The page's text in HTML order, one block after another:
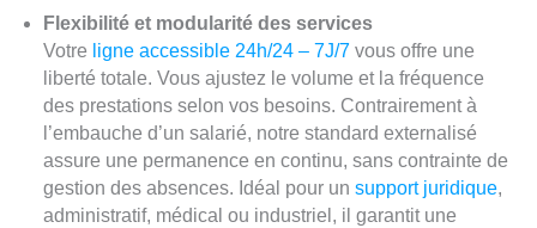
Flexibilité et modularité des services
Votre ligne accessible 24h/24 – 7J/7vous offre une
liberté totale. Vous ajustez le volume et la fréquence
des prestations selon vos besoins. Contrairement à
l’embauche d’un salarié, notre standard externalisé
assure une permanence en continu, sans contrainte de
gestion des absences. Idéal pour un support juridique,
administratif, médical ou industriel, il garantit une